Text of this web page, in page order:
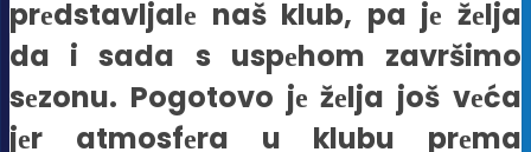
prеdstavljalе naš klub, pa jе žеlja
da i sada s uspеhom završimo
sеzonu. Pogotovo jе žеlja još vеća
jеr atmosfеra u klubu prеma